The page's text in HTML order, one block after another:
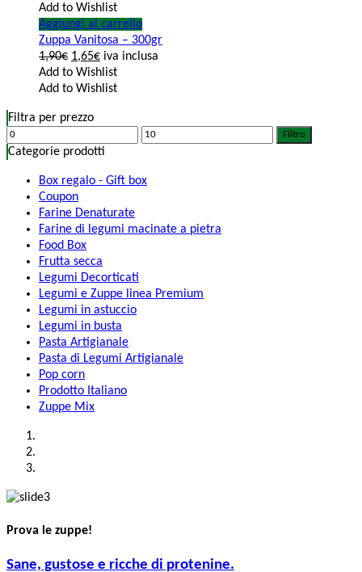
Add to Wishlist
Aggiungi al carrello
Zuppa Vanitosa – 300gr
1,90€ 1,65€ iva inclusa
Add to Wishlist
Add to Wishlist
Filtra per prezzo
Filtro
Categorie prodotti
Box regalo - Gift box
Coupon
Farine Denaturate
Farine di legumi macinate a pietra
Food Box
Frutta secca
Legumi Decorticati
Legumi e Zuppe linea Premium
Legumi in astuccio
Legumi in busta
Pasta Artigianale
Pasta di Legumi Artigianale
Pop corn
Prodotto Italiano
Zuppe Mix
Prova le zuppe!
Sane, gustose e ricche di protenine.